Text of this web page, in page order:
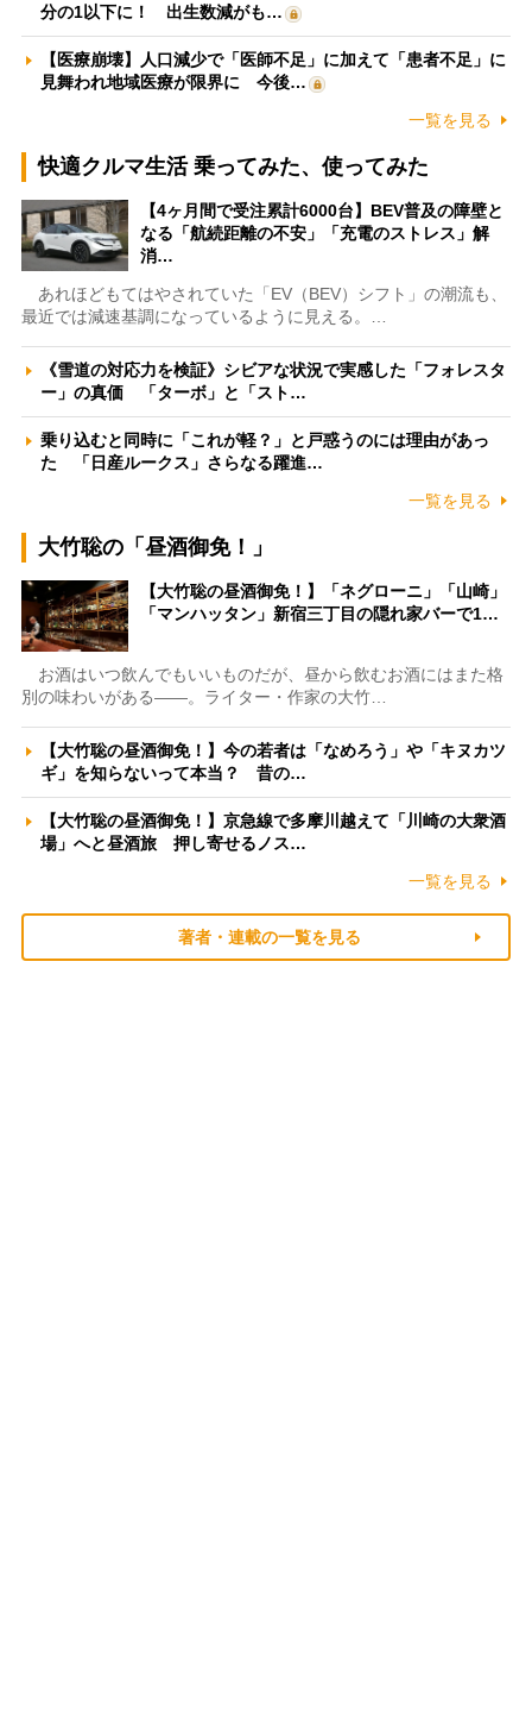
分の1以下に！ 出生数減がも…
【医療崩壊】人口減少で「医師不足」に加えて「患者不足」に
見舞われ地域医療が限界に 今後…
一覧を見る
快適クルマ生活 乗ってみた、使ってみた
【4ヶ月間で受注累計6000台】BEV普及の障壁と
なる「航続距離の不安」「充電のストレス」解
消…
あれほどもてはやされていた「EV（BEV）シフト」の潮流も、
最近では減速基調になっているように見える。…
《雪道の対応力を検証》シビアな状況で実感した「フォレスタ
ー」の真価 「ターボ」と「スト…
乗り込むと同時に「これが軽？」と戸惑うのには理由があっ
た 「日産ルークス」さらなる躍進…
一覧を見る
大竹聡の「昼酒御免！」
【大竹聡の昼酒御免！】「ネグローニ」「山崎」
「マンハッタン」新宿三丁目の隠れ家バーで1…
お酒はいつ飲んでもいいものだが、昼から飲むお酒にはまた格
別の味わいがある――。ライター・作家の大竹…
【大竹聡の昼酒御免！】今の若者は「なめろう」や「キヌカツ
ギ」を知らないって本当？ 昔の…
【大竹聡の昼酒御免！】京急線で多摩川越えて「川崎の大衆酒
場」へと昼酒旅 押し寄せるノス…
一覧を見る
著者・連載の一覧を見る